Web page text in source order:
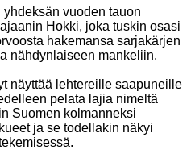
vuoden tauon
Hokki, joka tuskin osasi
hakemansa sarjakärjen
nähdynlaiseen mankeliin.
näyttää lehtereille saapuneille
pelata lajia nimeltä
Suomen kolmanneksi
ja se todellakin näkyi